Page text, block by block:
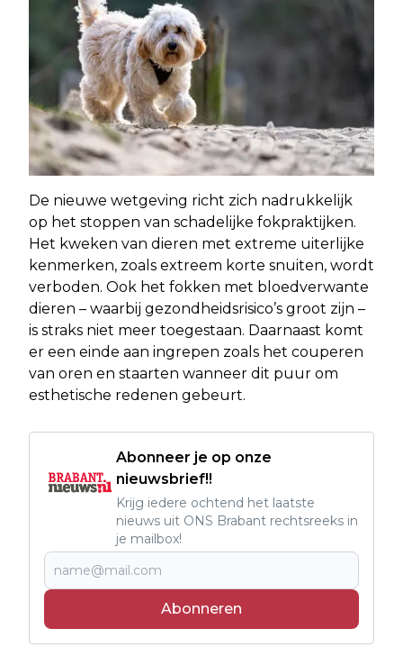
De nieuwe wetgeving richt zich nadrukkelijk
op het stoppen van schadelijke fokpraktijken.
Het kweken van dieren met extreme uiterlijke
kenmerken, zoals extreem korte snuiten, wordt
verboden. Ook het fokken met bloedverwante
dieren – waarbij gezondheidsrisico’s groot zijn –
is straks niet meer toegestaan. Daarnaast komt
er een einde aan ingrepen zoals het couperen
van oren en staarten wanneer dit puur om
esthetische redenen gebeurt.
Abonneer je op onze
nieuwsbrief!!
Krijg iedere ochtend het laatste
nieuws uit ONS Brabant rechtsreeks in
je mailbox!
Abonneren